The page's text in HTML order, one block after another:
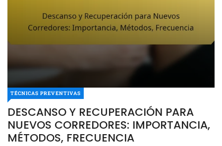
TÉCNICAS PREVENTIVAS
DESCANSO Y RECUPERACIÓN PARA
NUEVOS CORREDORES: IMPORTANCIA,
MÉTODOS, FRECUENCIA